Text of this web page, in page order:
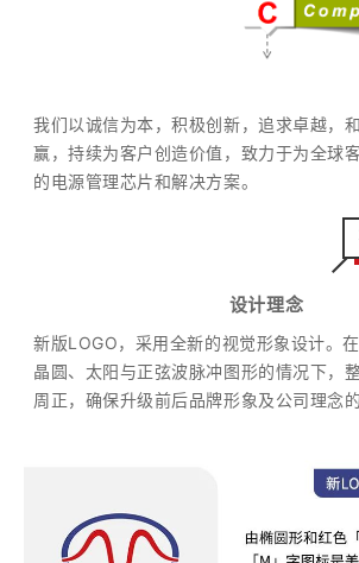
我们以诚信为本，积极创新，追求卓越，
赢，持续为客户创造价值，致力于为全球
的电源管理芯片和解决方案。
设计理念
新版LOGO，采用全新的视觉形象设计。
晶圆、太阳与正弦波脉冲图形的情况下，
周正，确保升级前后品牌形象及公司理念的